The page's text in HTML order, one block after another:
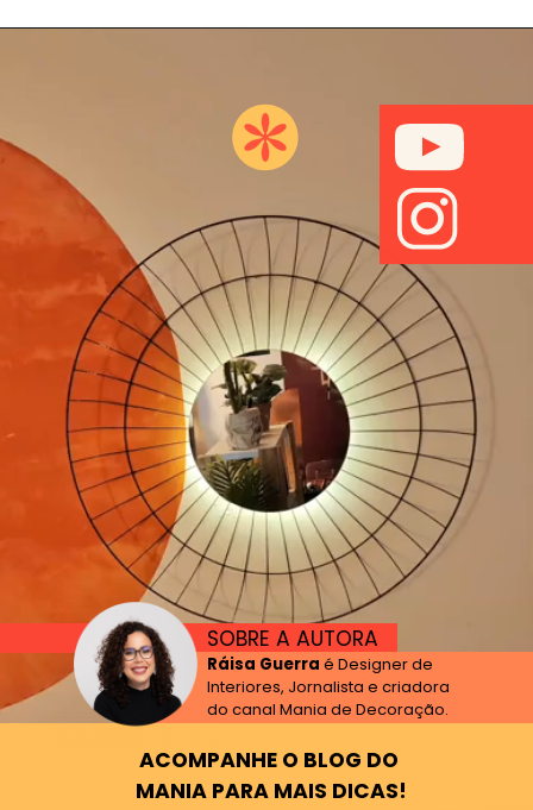
ACOMPANHE O BLOG DO
MANIA PARA MAIS DICAS!
SOBRE A AUTORA
Ráisa Guerra é Designer de
Interiores, Jornalista e criadora
do canal Mania de Decoração.